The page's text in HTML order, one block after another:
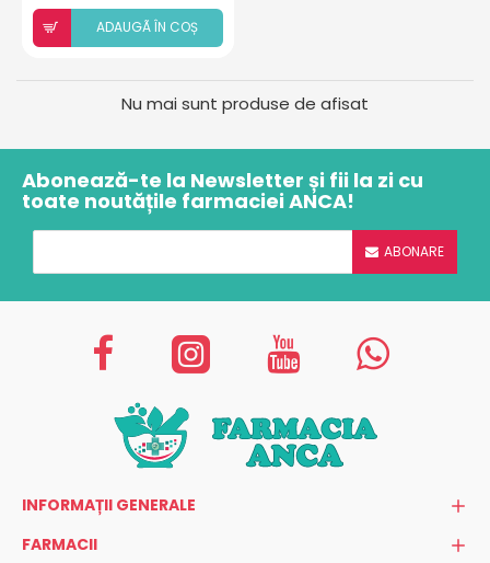
ADAUGÃ ÎN COȘ
Nu mai sunt produse de afisat
Abonează-te la Newsletter și fii la zi cu
toate noutățile farmaciei ANCA!
ABONARE
INFORMAȚII GENERALE
FARMACII